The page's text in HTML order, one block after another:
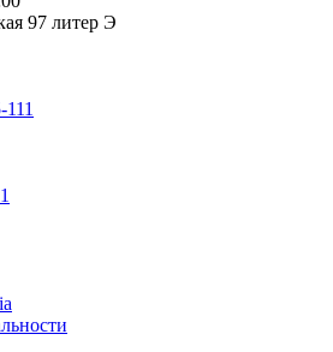
97 литер Э